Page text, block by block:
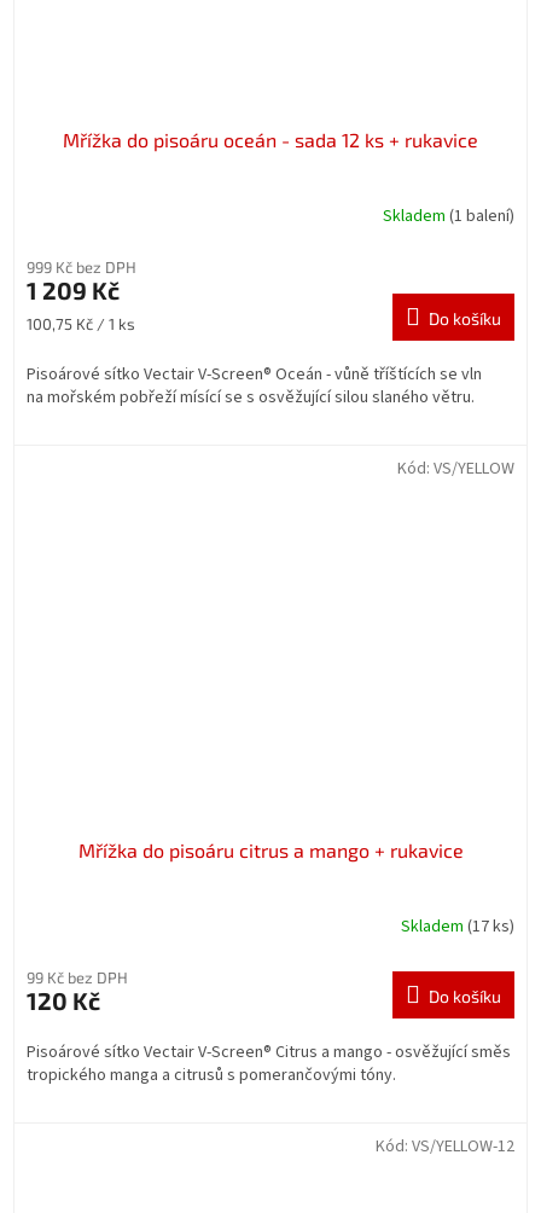
Mřížka do pisoáru oceán - sada 12 ks + rukavice
Skladem (1 balení)
999 Kč bez DPH
1 209 Kč
Měrná
100,75 Kč / 1 ks Do košíku
Pisoárové sítko Vectair V-Screen® Oceán -vůně tříštících se vln
na mořském pobřeží mísící se s osvěžující silou slaného větru.
Mřížka do pisoáru citrus a mango + rukavice
Skladem (17 ks)
99 Kč bez DPH
120 Kč Do košíku
Pisoárové sítko Vectair V-Screen® Citrus a mango - osvěžující směs
tropického manga a citrusů s pomerančovými tóny.
Kód: VS/YELLOW
Kód: VS/YELLOW-12